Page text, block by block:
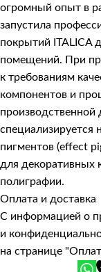
огромный опыт в
запустила
покрытий ITALICA
помещений. При
к требованиям
компонентов и
производственной
специализируется
пигментов (effect
для декоративных
полиграфии.
Оплата и доставка
С информацией о
и
на странице